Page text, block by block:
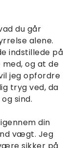
du går
alene.
indstillede på
og at de
jeg opfordre
tryg ved, da
sind.
din
vægt. Jeg